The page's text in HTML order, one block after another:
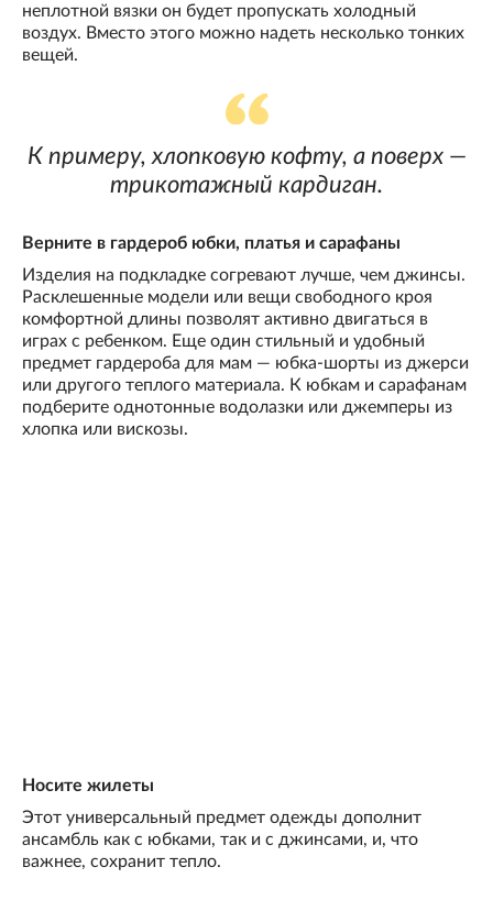
неплотной вязки он будет пропускать холодный
воздух. Вместо этого можно надеть несколько тонких
вещей.
К примеру, хлопковую кофту, а поверх —
трикотажный кардиган.
Верните в гардероб юбки, платья и сарафаны
Изделия на подкладке согревают лучше, чем джинсы.
Расклешенные модели или вещи свободного кроя
комфортной длины позволят активно двигаться в
играх с ребенком. Еще один стильный и удобный
предмет гардероба для мам — юбка-шорты из джерси
или другого теплого материала. К юбкам и сарафанам
подберите однотонные водолазки или джемперы из
хлопка или вискозы.
Носите жилеты
Этот универсальный предмет одежды дополнит
ансамбль как с юбками, так и с джинсами, и, что
важнее, сохранит тепло.